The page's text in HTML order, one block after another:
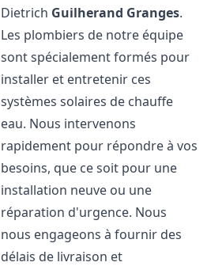
Dietrich Guilherand Granges.
Les plombiers de notre équipe
sont spécialement formés pour
installer et entretenir ces
systèmes solaires de chauffe
eau. Nous intervenons
rapidement pour répondre à vos
besoins, que ce soit pour une
installation neuve ou une
réparation d'urgence. Nous
nous engageons à fournir des
délais de livraison et